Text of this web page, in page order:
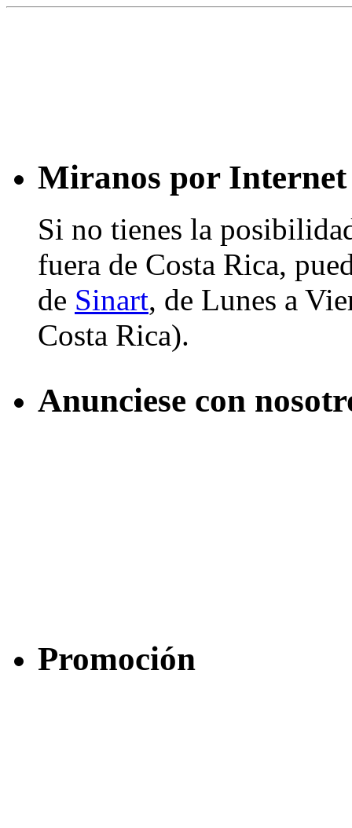
Miranos por Internet
Si no tienes la
fuera de Costa Rica,
de Sinart, de Lunes a
Costa Rica).
Anunciese con
Promoción